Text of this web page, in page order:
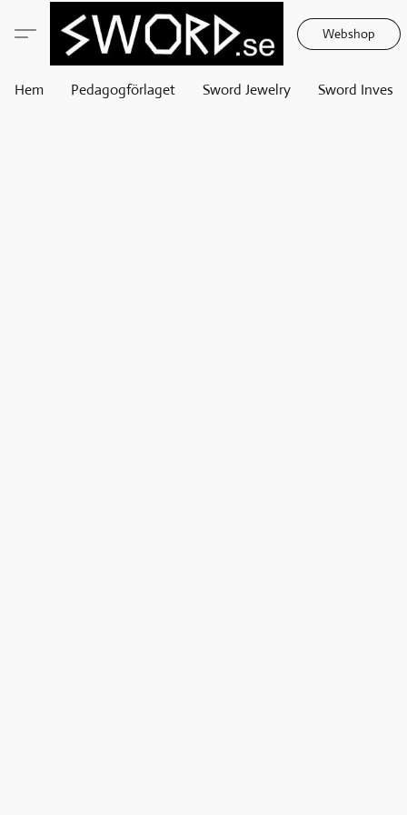
Webshop
Hem Pedagogförlaget Sword Jewelry Sword Invest